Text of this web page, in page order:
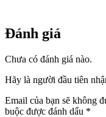
Đánh giá
Chưa có đánh giá nào.
Hãy là người đầu tiên
Email của bạn sẽ không
buộc được đánh dấu *